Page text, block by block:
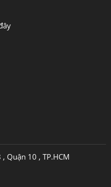
Quận 10 , TP.HCM